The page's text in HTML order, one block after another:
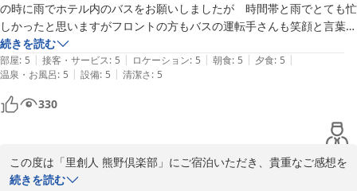
また、特産品をお買い求めされ、大変満足されたとのこと、とても
嬉しいかぎりです。
熊野地方の豊かな自然や文化、そして地元ならではの特産品を楽し
んでいただけたこと、心より嬉しく思います。
次回お越しいただける際には、さらに素晴らしい体験をご提供でき
この度は貴重なお時間を割いて素晴らしいご感想をお寄せいただ
き、誠にありがとうございました。
の時に雨でホテル内のバスをお願いしましたが　時間帯と雨でとても忙
しかったと思いますがフロントの方もバスの運転手さんも笑顔と言葉使
いも対応も良く一度も嫌な気持ちなる事なく最後の最後まで気持ち良く
旅を終える事ができました。ありがとうございました。それから5,000
歩達成のお土産もありがとうございました。
続きを読む
部屋: 5 | 接客・サービス: 5 | ロケーション: 5 | 朝食: 5 | 夕食: 5 |
温泉・お風呂: 5 | 設備: 5 | 清潔さ: 5
330
この度は「里創人 熊野倶楽部」にご宿泊いただき、貴重なご感想を
お寄せいただき誠にありがとうございます。
続きを読む